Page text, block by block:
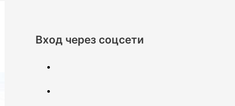
Вход через соцсети